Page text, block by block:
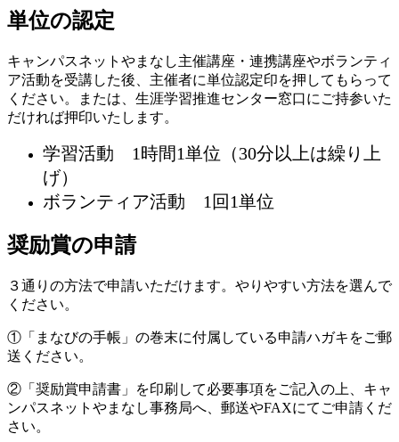
単位の認定
キャンパスネットやまなし主催講座・連携講座やボランティ
ア活動を受講した後、主催者に単位認定印を押してもらって
ください。または、生涯学習推進センター窓口にご持参いた
だければ押印いたします。
学習活動 1時間1単位（30分以上は繰り上
げ）
ボランティア活動 1回1単位
奨励賞の申請
３通りの方法で申請いただけます。やりやすい方法を選んで
ください。
①「まなびの手帳」の巻末に付属している申請ハガキをご郵
送ください。
②「奨励賞申請書」を印刷して必要事項をご記入の上、キャ
ンパスネットやまなし事務局へ、郵送やFAXにてご申請くだ
さい。